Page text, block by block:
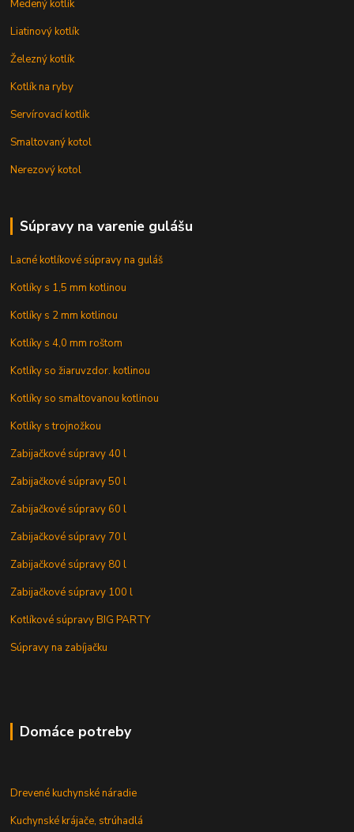
Medený kotlík
Liatinový kotlík
Železný kotlík
Kotlík na ryby
Servírovací kotlík
Smaltovaný kotol
Nerezový kotol
Súpravy na varenie gulášu
Lacné kotlíkové súpravy na guláš
Kotlíky s 1,5 mm kotlinou
Kotlíky s 2 mm kotlinou
Kotlíky s 4,0 mm roštom
Kotlíky so žiaruvzdor. kotlinou
Kotlíky so smaltovanou kotlinou
Kotlíky s trojnožkou
Zabijačkové súpravy 40 l
Zabijačkové súpravy 50 l
Zabijačkové súpravy 60 l
Zabijačkové súpravy 70 l
Zabijačkové súpravy 80 l
Zabijačkové súpravy 100 l
Kotlíkové súpravy BIG PARTY
Súpravy na zabíjačku
Domáce potreby
Drevené kuchynské náradie
Kuchynské krájače, strúhadlá